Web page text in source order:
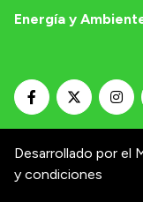
Energía y
Desarrollado por el
y condiciones